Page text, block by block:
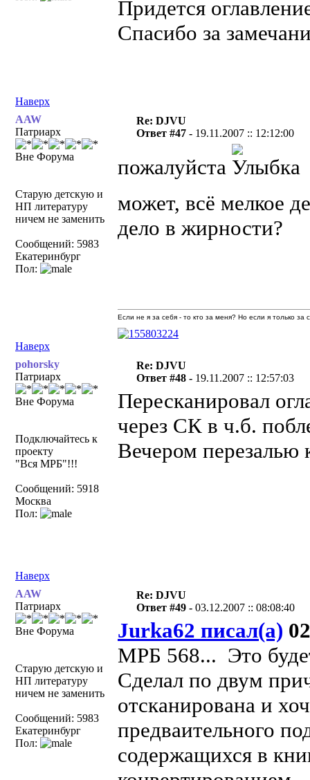
Придется
Спасибо за
Наверх
AAW
Патриарх
Вне Форума
Старую детскую и
НП литературу
ничем не заменить
Сообщений: 5983
Екатеринбург
Пол:
Re: DJVU
Ответ #47 - 19.11.2007 :: 12:12:00
пожалуйста
может, всё мелкое
дело в жирности?
Наверх
Если не я за себя - то кто за меня? Но если я только
pohorsky
Патриарх
Вне Форума
Подключайтесь к
проекту
"Вся МРБ"!!!
Сообщений: 5918
Москва
Пол:
Re: DJVU
Ответ #48 - 19.11.2007 :: 12:57:03
Пересканировал
через СК в ч.б.
Вечером перезалью
Наверх
AAW
Патриарх
Вне Форума
Старую детскую и
НП литературу
ничем не заменить
Сообщений: 5983
Екатеринбург
Пол:
Re: DJVU
Ответ #49 -03.12.2007 :: 08:08:40
Jurka62 писал(а)
МРБ 568... Это
Сделал по двум
отсканирована и
предваительного
содержащихся в